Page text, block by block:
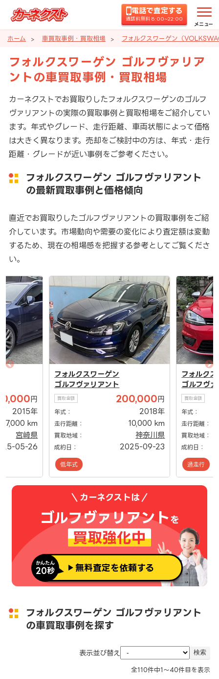
電話で査定する
通話料無料 8:00~22:00
メニュー
ホーム 車買取事例・買取相場 フォルクスワーゲン（
フォルクスワーゲン ゴルフヴァリア
ントの車買取事例・買取相場
カーネクストでお買取りしたフォルクスワーゲンのゴルフ
ヴァリアントの実際の買取事例と買取相場をご紹介してい
ます。年式やグレード、走行距離、車両状態によって価格
は大きく異なります。売却をご検討中の方は、年式・走行
距離・グレードが近い事例をご参考ください。
フォルクスワーゲン ゴルフヴァリアント
の最新買取事例と価格傾向
直近でお買取りしたゴルフヴァリアントの買取事例をご紹
介しています。市場動向や需要の変化により査定額は変動
するため、現在の相場感を把握する参考としてご覧くださ
い。
円
2015年
km
宮崎県
05-26
フォルクスワーゲン
ゴルフヴァリアント
買取金額 200,000 円
年式： 2018年
走行距離： 10,000 km
買取地域： 神奈川県
成約日： 2025-09-23
低年式
フォルク
ゴルフヴ
買取金額
年式：
走行距離：
買取地域：
成約日：
過走行
カーネクストは
ゴルフヴァリアントを
買取強化中
かんたん
20秒 無料査定を依頼する
フォルクスワーゲン ゴルフヴァリアント
の車買取事例を探す
表示並び替え
全110件中1～40件目を表示